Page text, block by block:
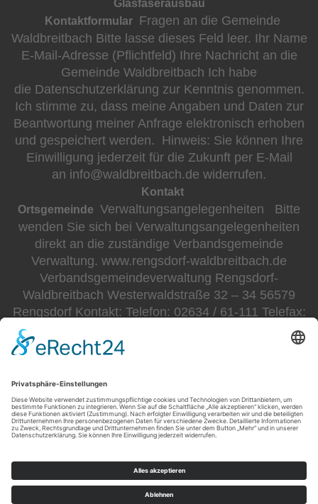
Glasfaserausbau
Kontaktformular
Fragen an die Gemeinde
Waldbreitbach Bitte lasse dieses Feld leer. Ihr Name
E-Mail-Adresse (Pflichtfeld) Ihre Nachricht an die
Gemeinde Waldbreitbach Ich habe
die Datenschutzerklärung zur Kenntnis genommen.
Ich stimme zu, dass meine Angaben und Daten zur
Beantwortung meiner Anfrage elektronisch erhoben
und gespeichert werden. Hinweis: Sie können Ihre
Einwilligung jederzeit für die Zukunft per E-Mail
an info@waldbreitbach.de widerrufen.
Kontakt
Ortsgemeinde Verwaltungsangelegenheiten Bitte
wenden Sie sich bei Verwaltungsangelegenheiten
direkt an die zuständige Verbandsgemeinde
Verwaltung. www.rengsdorf-waldbreitbach.de
Verbandsgemeindeverwaltung Rengsdorf-
Waldbreitbach Westerwaldstraße 32 – 34 56579
Rengsdorf Kontakt: Telefon: 02634 / 61-111 Telefax:
02634 / 61-119 E-Mail: info@vg-rw.de Fragen an
die Gemeinde Waldbreitbach Bitte lasse dieses Feld
Nachricht an die Gemeinde Waldbreitbach Ich habe
die Datenschutzerklärung zur Kenntnis genommen.
Ich stimme zu, dass meine Angaben und Daten zur
Beantwortung meiner Anfrage elektronisch erhoben
Einwilligung jederzeit für die Zukunft per E-Mail
an info@waldbreitbach.de widerrufen.
Wiedtal